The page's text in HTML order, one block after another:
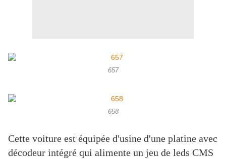
657
658
Cette voiture est équipée d'usine d'une platine avec
décodeur intégré qui alimente un jeu de leds CMS